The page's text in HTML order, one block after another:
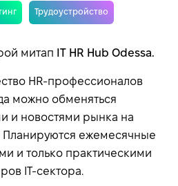
Трудоустройство
митап IT HR Hub Odessa.
HR-профессионалов
можно обменяться
и новостями рынка на
Планируются ежемесячные
и только практическими
IT-сектора.